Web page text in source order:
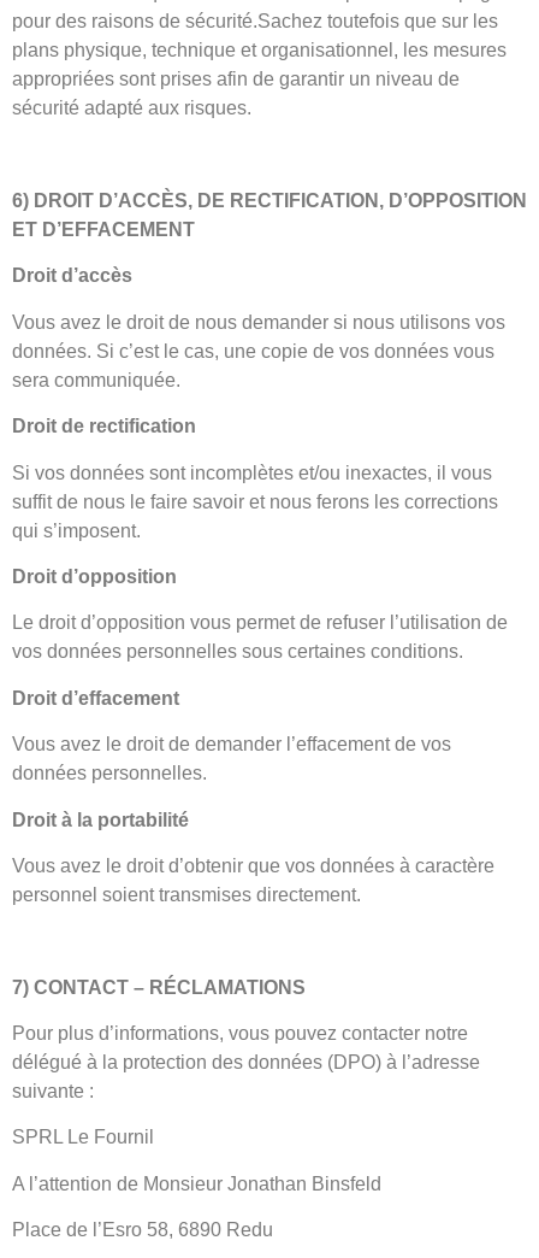
pour des raisons de sécurité.Sachez toutefois que sur les
plans physique, technique et organisationnel, les mesures
appropriées sont prises afin de garantir un niveau de
sécurité adapté aux risques.
6) DROIT D’ACCÈS, DE RECTIFICATION, D’OPPOSITION
ET D’EFFACEMENT
Droit d’accès
Vous avez le droit de nous demander si nous utilisons vos
données. Si c’est le cas, une copie de vos données vous
sera communiquée.
Droit de rectification
Si vos données sont incomplètes et/ou inexactes, il vous
suffit de nous le faire savoir et nous ferons les corrections
qui s’imposent.
Droit d’opposition
Le droit d’opposition vous permet de refuser l’utilisation de
vos données personnelles sous certaines conditions.
Droit d’effacement
Vous avez le droit de demander l’effacement de vos
données personnelles.
Droit à la portabilité
Vous avez le droit d’obtenir que vos données à caractère
personnel soient transmises directement.
7) CONTACT – RÉCLAMATIONS
Pour plus d’informations, vous pouvez contacter notre
délégué à la protection des données (DPO) à l’adresse
suivante :
SPRL Le Fournil
A l’attention de Monsieur Jonathan Binsfeld
Place de l’Esro 58, 6890 Redu